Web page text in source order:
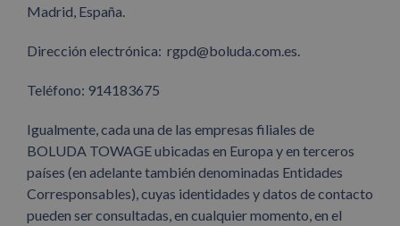
Madrid, España.
Dirección electrónica: rgpd@boluda.com.es.
Teléfono: 914183675
Igualmente, cada una de las empresas filiales de
BOLUDA TOWAGE ubicadas en Europa y en terceros
países (en adelante también denominadas Entidades
Corresponsables), cuyas identidades y datos de contacto
pueden ser consultadas, en cualquier momento, en el